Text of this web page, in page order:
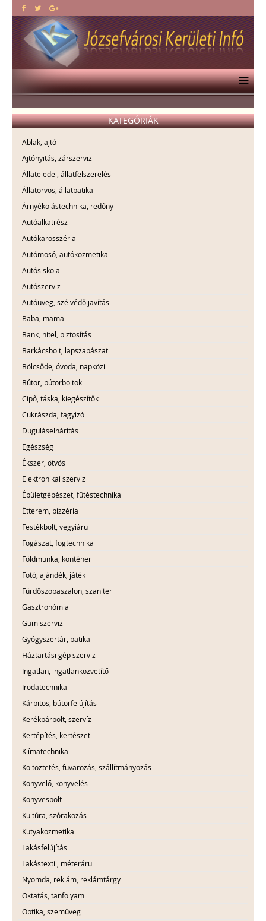
KATEGÓRIÁK
Ablak, ajtó
Ajtónyitás, zárszerviz
Állateledel, állatfelszerelés
Állatorvos, állatpatika
Árnyékolástechnika, redőny
Autóalkatrész
Autókarosszéria
Autómosó, autókozmetika
Autósiskola
Autószerviz
Autóüveg, szélvédő javítás
Baba, mama
Bank, hitel, biztosítás
Barkácsbolt, lapszabászat
Bölcsőde, óvoda, napközi
Bútor, bútorboltok
Cipő, táska, kiegészítők
Cukrászda, fagyizó
Duguláselhárítás
Egészség
Ékszer, ötvös
Elektronikai szerviz
Épületgépészet, fűtéstechnika
Étterem, pizzéria
Festékbolt, vegyiáru
Fogászat, fogtechnika
Földmunka, konténer
Fotó, ajándék, játék
Fürdőszobaszalon, szaniter
Gasztronómia
Gumiszerviz
Gyógyszertár, patika
Háztartási gép szerviz
Ingatlan, ingatlanközvetítő
Irodatechnika
Kárpitos, bútorfelújítás
Kerékpárbolt, szervíz
Kertépítés, kertészet
Klímatechnika
Költöztetés, fuvarozás, szállítmányozás
Könyvelő, könyvelés
Könyvesbolt
Kultúra, szórakozás
Kutyakozmetika
Lakásfelújítás
Lakástextil, méteráru
Nyomda, reklám, reklámtárgy
Oktatás, tanfolyam
Optika, szemüveg